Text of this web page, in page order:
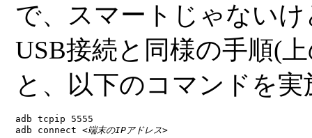
で、スマートじゃない
USB接続と同様の手順(
と、以下のコマンドを
adb tcpip 5555
adb connect <端末のIPアドレス>